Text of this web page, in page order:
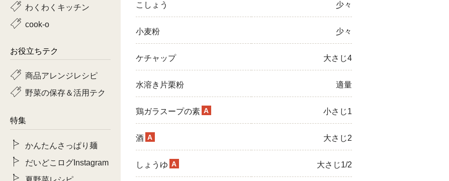
こしょう 少々
小麦粉 少々
ケチャップ 大さじ4
水溶き片栗粉 適量
鶏ガラスープの素 A 小さじ1
酒 A 大さじ2
しょうゆ A 大さじ1/2
わくわくキッチン
cook-o
お役立ちテク
商品アレンジレシピ
野菜の保存＆活用テク
特集
かんたんさっぱり麺
だいどこログInstagram
夏野菜レシピ